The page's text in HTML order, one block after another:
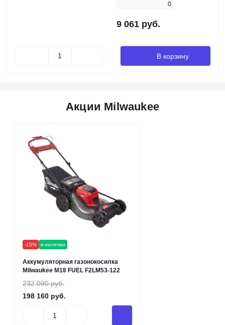
0
9 061 руб.
В корзину
Акции Milwaukee
-15% в наличии
Аккумуляторная газонокосилка
Milwaukee M18 FUEL F2LM53-122
232 090 руб.
198 160 руб.